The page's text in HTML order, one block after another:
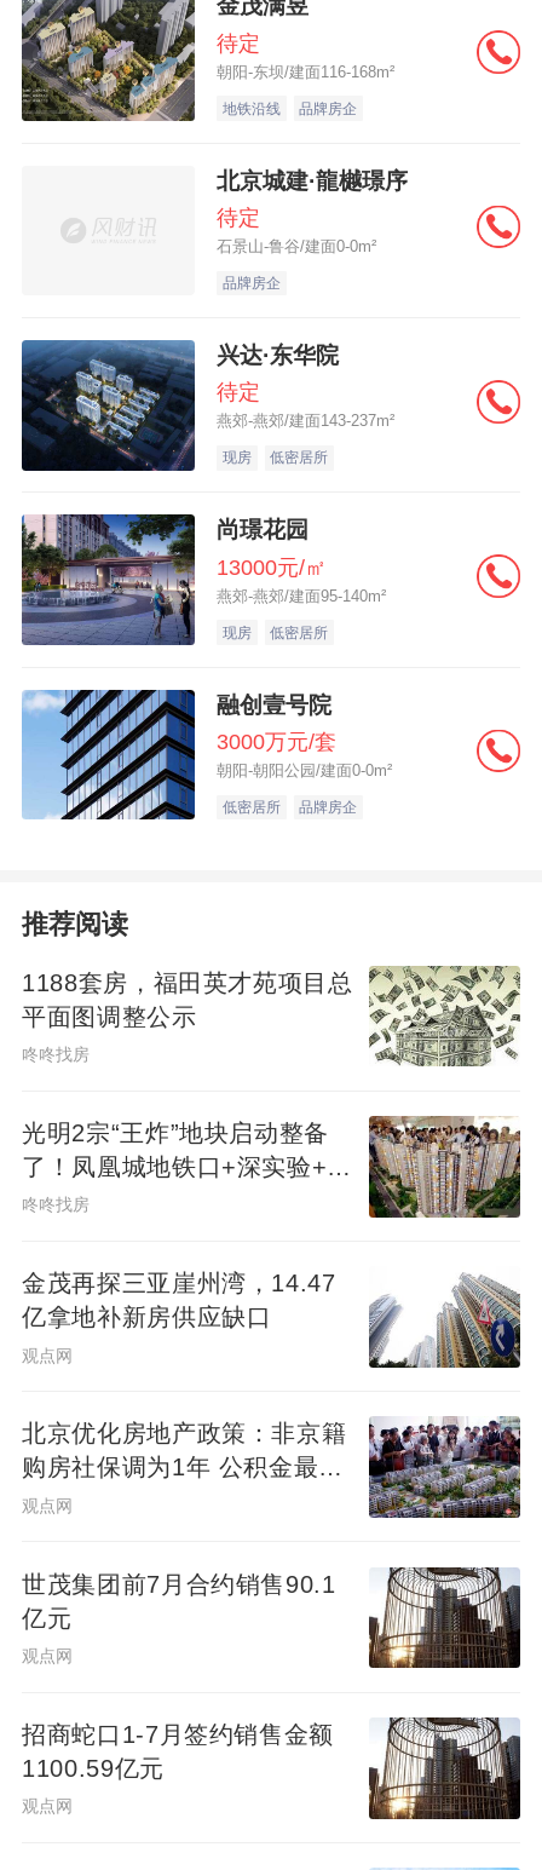
金茂满昱
待定
朝阳-东坝/建面116-168m²
地铁沿线 品牌房企
北京城建·龍樾璟序
待定
石景山-鲁谷/建面0-0m²
品牌房企
兴达·东华院
待定
燕郊-燕郊/建面143-237m²
现房 低密居所
尚璟花园
13000元/㎡
燕郊-燕郊/建面95-140m²
现房 低密居所
融创壹号院
3000万元/套
朝阳-朝阳公园/建面0-0m²
低密居所 品牌房企
推荐阅读
1188套房，福田英才苑项目总
平面图调整公示
咚咚找房
光明2宗“王炸”地块启动整备
了！凤凰城地铁口+深实验+商
业环绕
咚咚找房
金茂再探三亚崖州湾，14.47
亿拿地补新房供应缺口
观点网
北京优化房地产政策：非京籍
购房社保调为1年 公积金最高
可贷340万元
观点网
世茂集团前7月合约销售90.1
亿元
观点网
招商蛇口1-7月签约销售金额
1100.59亿元
观点网